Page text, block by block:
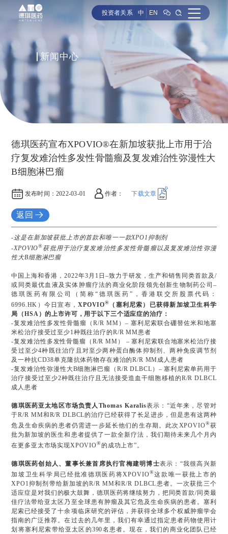
投资者关系 中 EN
新闻中心
德琪医药宣布XPOVIO®在新加坡获批上市用于治
疗复发难治性多发性骨髓瘤及复发难治性弥漫性大
B细胞淋巴瘤
发布时间： 2022-03-01 作者： 下载文章
返回
-这是在新加坡获批上市的首款和唯一一款XPO1抑制剂
-XPOVIO®获批用于治疗复发难治性多发性骨髓瘤以及复发难治性弥漫
性大B细胞淋巴瘤
中国上海和香港，2022年3月1日–致力于研发，生产和销售同类首款及/
或同类最优血液及实体肿瘤疗法的商业化阶段领先创新生物制药公司–
德琪医药有限公司（简称“德琪医药”，香港联交所股票代码：
6996.HK）今日宣布，XPOVIO®（塞利尼索）已获得新加坡卫生科学
局（HSA）的上市许可，用于以下三个适应症的治疗：
-复发难治性多发性骨髓瘤（R/R MM）– 塞利尼索联合硼替佐米和地塞
米松治疗接受过至少1种既往治疗的R/R MM患者
-复发难治性多发性骨髓瘤（R/R MM） – 塞利尼索联合地塞米松治疗接
受过至少4种既往治疗且对至少两种蛋白酶体抑制剂、两种免疫调节剂
及一种抗CD38单克隆抗体药物存在难治的R/R MM成人患者
-复发难治性弥漫性大B细胞淋巴瘤（R/R DLBCL）– 塞利尼索单药用于
治疗接受过至少2种既往治疗且无法接受造血干细胞移植的R/R DLBCL
成人患者
德琪医药亚太地区市场负责人Thomas Karalis表示：“近年来，尽管对
于R/R MM和R/R DLBCL的治疗已经获得了长足进步，但是患有这两种
危及生命疾病的患者仍需进一步延长他们的生存期。此次XPOVIO®获
批为新加坡的医生和患者提供了一款全新疗法，我们期待未来几个月内
在更多亚太市场实现XPOVIO®的成功上市”。
德琪医药创始人、董事长兼首席执行官梅建明博士表示：“我很高兴新
加坡卫生科学局已经批准德琪医药将XPOVIO®这款唯一获批上市的
XPO1抑制剂带给新加坡的R/R MM和R/R DLBCL患者。一次获批三个
适应症是对我们的极大鼓舞，德琪医药将继续努力，把同类首款/同类最
佳疗法带给亚太区乃至全球患有肿瘤及其它危及生命疾病的患者。塞利
尼索已经接受了十余项临床研究的评估，并获得全球多个权威肿瘤学会
指南的广泛推荐。在过去的几年里，我们有幸通过指定患者药物使用计
划将塞利尼索带给亚太区的390名患者。现在，我们的商业化团队已经